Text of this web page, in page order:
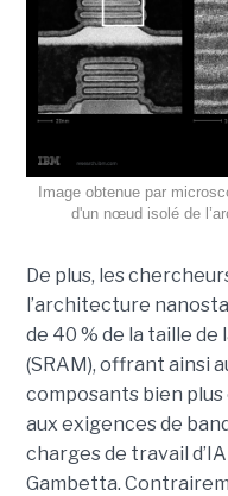
Image obtenue par
d'un nœud isolé de
De plus, les
l’architecture
de 40 % de la taille
(SRAM), offrant ainsi
composants bien
aux exigences de
charges de travail
Gambetta.